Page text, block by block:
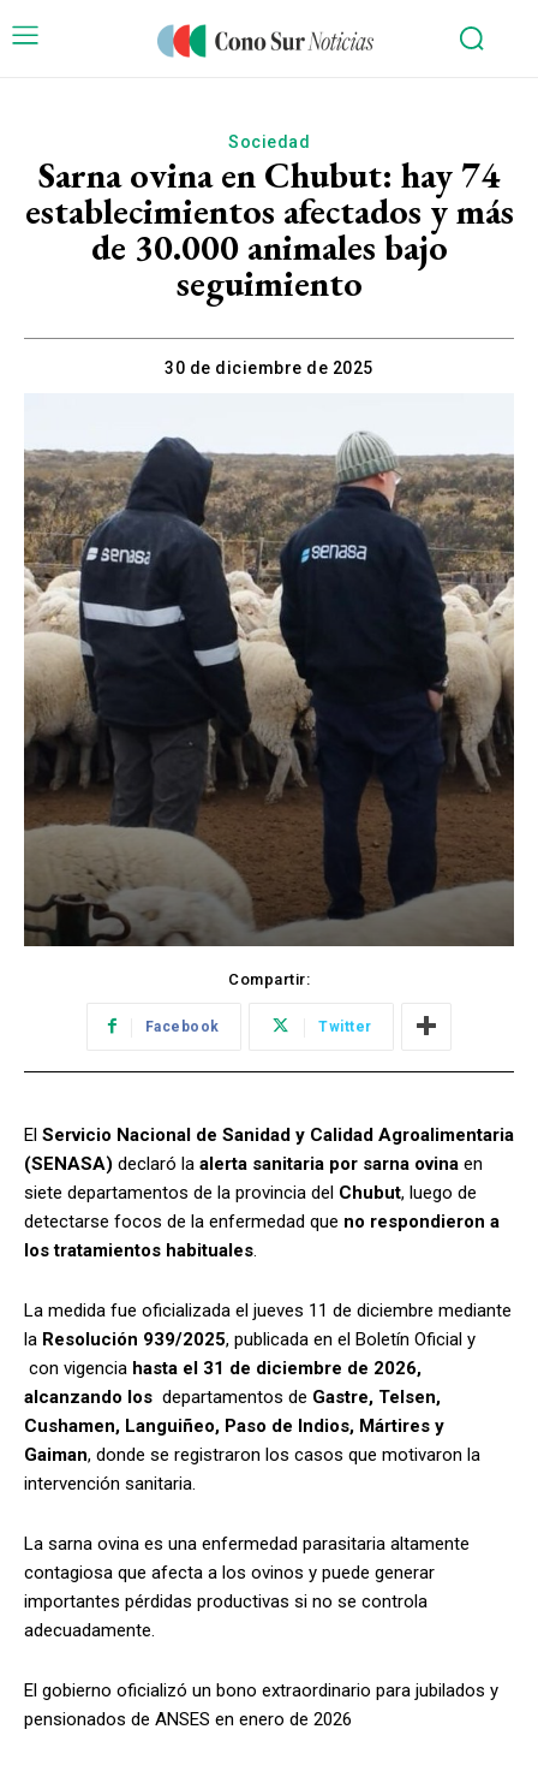
Sociedad
Sarna ovina en Chubut: hay 74
establecimientos afectados y más
de 30.000 animales bajo
seguimiento
30 de diciembre de 2025
Compartir:
Facebook Twitter
El Servicio Nacional de Sanidad y Calidad Agroalimentaria
(SENASA) declaró la alerta sanitaria por sarna ovina en
siete departamentos de la provincia del Chubut, luego de
detectarse focos de la enfermedad que no respondieron a
los tratamientos habituales.
La medida fue oficializada el jueves 11 de diciembre mediante
la Resolución 939/2025, publicada en el Boletín Oficial y
con vigencia hasta el 31 de diciembre de 2026,
alcanzando los departamentos de Gastre, Telsen,
Cushamen, Languiñeo, Paso de Indios, Mártires y
Gaiman, donde se registraron los casos que motivaron la
intervención sanitaria.
La sarna ovina es una enfermedad parasitaria altamente
contagiosa que afecta a los ovinos y puede generar
importantes pérdidas productivas si no se controla
adecuadamente.
El gobierno oficializó un bono extraordinario para jubilados y
pensionados de ANSES en enero de 2026